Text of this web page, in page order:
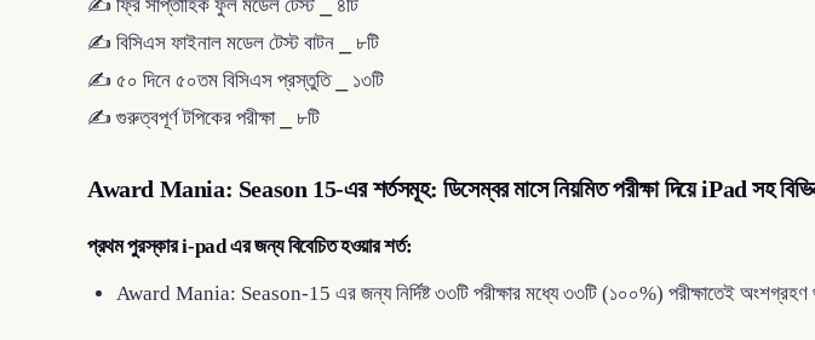
✍️ ফ্রি সাপ্তাহিক ফুল মডেল টেস্ট ⎯ ৪টি
✍️ বিসিএস ফাইনাল মডেল টেস্ট বাটন ⎯ ৮টি
✍️ ৫০ দিনে ৫০তম বিসিএস প্রস্তুতি ⎯ ১৩টি
✍️ গুরুত্বপূর্ণ টপিকের পরীক্ষা ⎯ ৮টি
Award Mania: Season 15-এর শর্তসমূহ: ডিসেম্বর মাসে নিয়মিত পরীক্ষা দিয়ে iPad সহ
প্রথম পুরস্কার i-pad এর জন্য বিবেচিত হওয়ার শর্ত:
Award Mania: Season-15 এর জন্য নির্দিষ্ট ৩৩টি পরীক্ষার মধ্যে ৩৩টি (১০০%) পরীক্ষাতেই অংশগ্রহণ